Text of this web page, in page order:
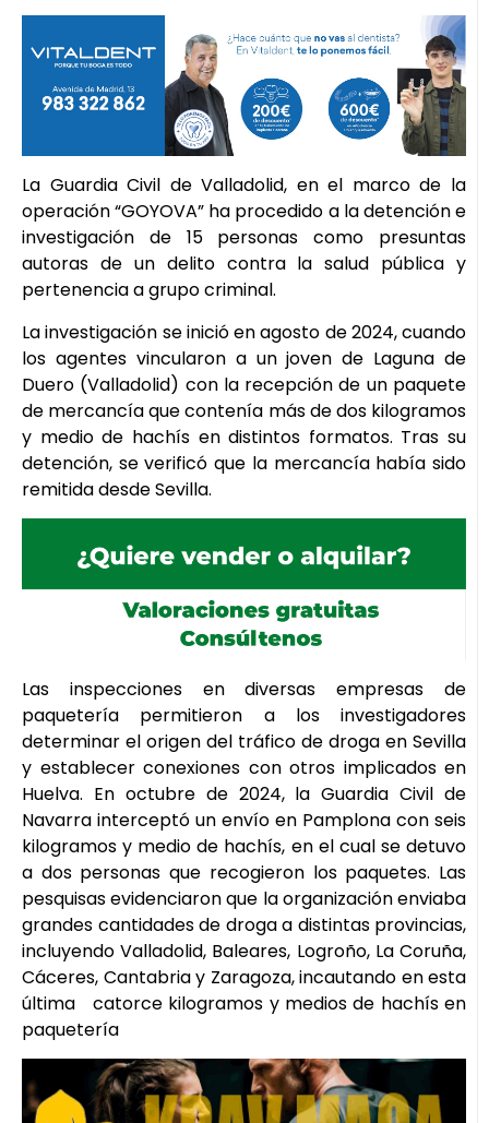
La Guardia Civil de Valladolid, en el marco de la
operación “GOYOVA” ha procedido a la detención e
investigación de 15 personas como presuntas
autoras de un delito contra la salud pública y
pertenencia a grupo criminal.
La investigación se inició en agosto de 2024, cuando
los agentes vincularon a un joven de Laguna de
Duero (Valladolid) con la recepción de un paquete
de mercancía que contenía más de dos kilogramos
y medio de hachís en distintos formatos. Tras su
detención, se verificó que la mercancía había sido
remitida desde Sevilla.
Las inspecciones en diversas empresas de
paquetería permitieron a los investigadores
determinar el origen del tráfico de droga en Sevilla
y establecer conexiones con otros implicados en
Huelva. En octubre de 2024, la Guardia Civil de
Navarra interceptó un envío en Pamplona con seis
kilogramos y medio de hachís, en el cual se detuvo
a dos personas que recogieron los paquetes. Las
pesquisas evidenciaron que la organización enviaba
grandes cantidades de droga a distintas provincias,
incluyendo Valladolid, Baleares, Logroño, La Coruña,
Cáceres, Cantabria y Zaragoza, incautando en esta
última catorce kilogramos y medios de hachís en
paquetería